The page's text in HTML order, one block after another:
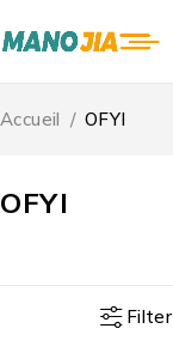
OFYI
Accueil / OFYI
Filter